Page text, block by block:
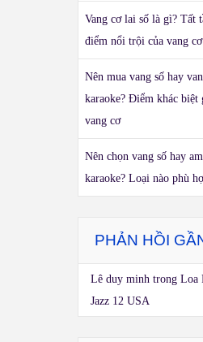
Vang cơ lai số là gì? Tất
điểm nổi trội của vang
Nên mua vang số hay
karaoke? Điểm khác biệt
vang cơ
Nên chọn vang số hay
karaoke? Loại nào phù
PHẢN HỒI
Lê duy minh trong Loa
Jazz 12 USA